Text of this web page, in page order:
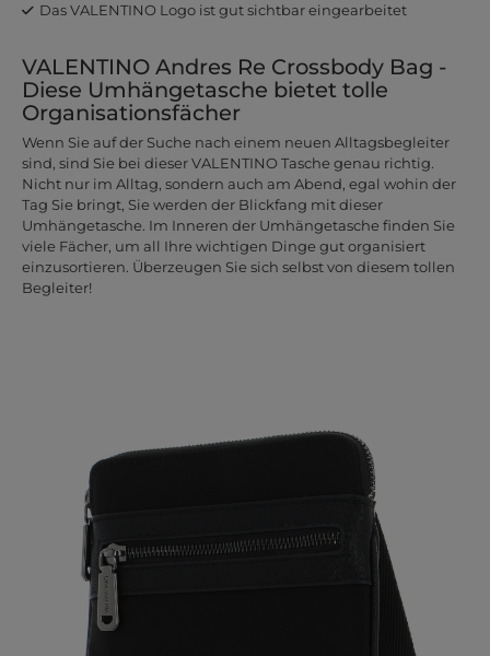
Das VALENTINO Logo ist gut sichtbar eingearbeitet
VALENTINO Andres Re Crossbody Bag -
Diese Umhängetasche bietet tolle
Organisationsfächer
Wenn Sie auf der Suche nach einem neuen Alltagsbegleiter
sind, sind Sie bei dieser VALENTINO Tasche genau richtig.
Nicht nur im Alltag, sondern auch am Abend, egal wohin der
Tag Sie bringt, Sie werden der Blickfang mit dieser
Umhängetasche. Im Inneren der Umhängetasche finden Sie
viele Fächer, um all Ihre wichtigen Dinge gut organisiert
einzusortieren. Überzeugen Sie sich selbst von diesem tollen
Begleiter!